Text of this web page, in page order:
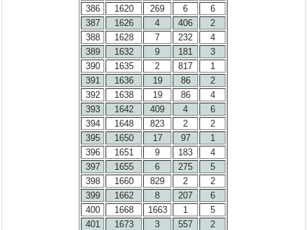
386
1620 269 6
6
387
1626 4 406
2
388
1628 7 232
4
389
1632 9 181
3
390
1635 2 817
1
391
1636 19 86
2
392
1638 19 86
4
393
1642 409 4
6
394
1648 823 2
2
395
1650 17 97
1
396
1651 9 183
4
397
1655 6 275
5
398
1660 829 2
2
399
1662 8 207
6
400
1668 1663 1
5
401
1673 3 557
2